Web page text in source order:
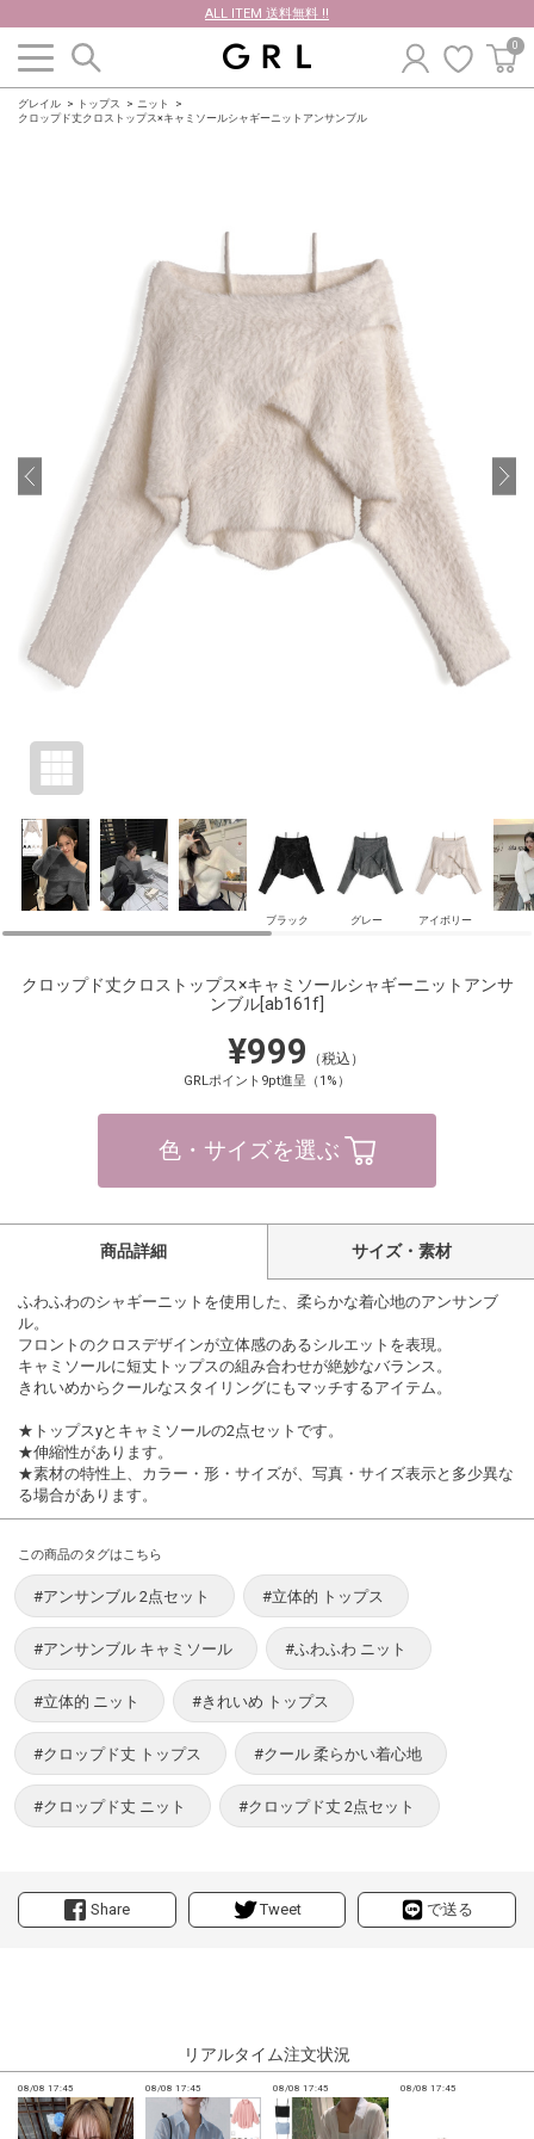
ALL ITEM 送料無料 !!
0
グレイル トップス
ニット
クロップド丈クロストップス×キャミソールシャギーニットアンサンブル
ブラック グレー アイボリー
クロップド丈クロストップス×キャミソールシャギーニットアンサ
ンブル[ab161f]
¥999 （税込）
GRLポイント9pt進呈（1%）
色・サイズを選ぶ
Share Tweet で送る
商品詳細 サイズ・素材
ふわふわのシャギーニットを使用した、柔らかな着心地のアンサンブ
ル。
フロントのクロスデザインが立体感のあるシルエットを表現。
キャミソールに短丈トップスの組み合わせが絶妙なバランス。
きれいめからクールなスタイリングにもマッチするアイテム。
★トップスyとキャミソールの2点セットです。
★伸縮性があります。
★素材の特性上、カラー・形・サイズが、写真・サイズ表示と多少異な
る場合があります。
この商品のタグはこちら
#アンサンブル 2点セット #立体的 トップス
#アンサンブル キャミソール #ふわふわ ニット
#立体的 ニット #きれいめ トップス
#クロップド丈 トップス #クール 柔らかい着心地
#クロップド丈 ニット #クロップド丈 2点セット
リアルタイム注文状況
08/08 17:45 08/08 17:45 08/08 17:45 08/08 17:45